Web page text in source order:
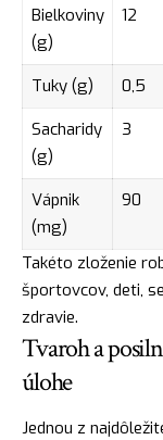
Bielkoviny
(g)
12
Tuky (g) 0,5
Sacharidy
(g)
3
Vápnik
(mg)
90
Takéto zloženie
športovcov, deti,
zdravie.
Tvaroh a
úlohe
Jednou z